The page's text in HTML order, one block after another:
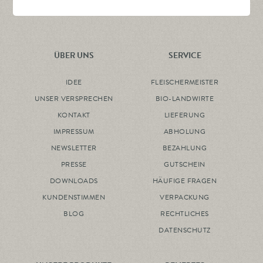
ÜBER UNS
IDEE
UNSER VERSPRECHEN
KONTAKT
IMPRESSUM
NEWSLETTER
PRESSE
DOWNLOADS
KUNDENSTIMMEN
BLOG
SERVICE
FLEISCHERMEISTER
BIO-LANDWIRTE
LIEFERUNG
ABHOLUNG
BEZAHLUNG
GUTSCHEIN
HÄUFIGE FRAGEN
VERPACKUNG
RECHTLICHES
DATENSCHUTZ